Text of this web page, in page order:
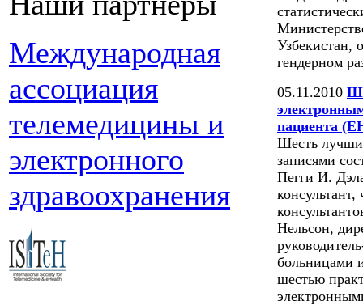
Международная
ассоциация
телемедицины и
электронного
здравоохранения
Узбекистан,
гендерном
05.11.2010
пациента
Шесть
записями
Пегги И.
Нельсон,
больницами
шестью